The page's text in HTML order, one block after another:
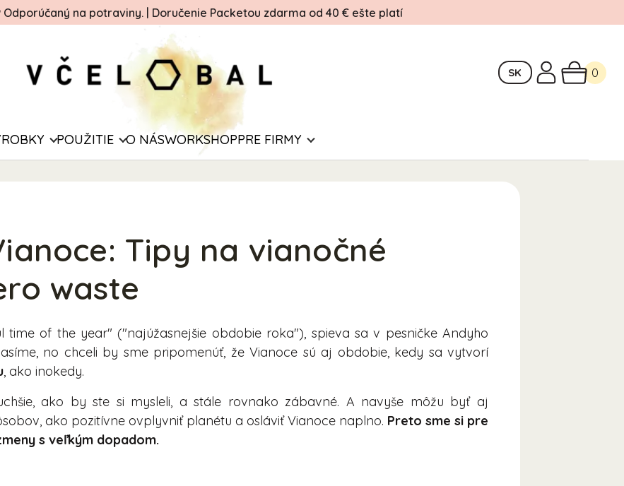
na potraviny. | Doručenie Packetou zdarma od 40 € ešte platí
SK 0
POUŽITIE O NÁSWORKSHOPPRE FIRMY
Tipy na vianočné
waste
time of the year" ("najúžasnejšie obdobie roka"), spieva sa v pesničke Andyho
no chceli by sme pripomenúť, že Vianoce sú aj obdobie, kedy sa vytvorí
, ako inokedy.
ako by ste si mysleli, a stále rovnako zábavné. A navyše môžu byť aj
ako pozitívne ovplyvniť planétu a osláviť Vianoce naplno. Preto sme si pre
s veľkým dopadom.